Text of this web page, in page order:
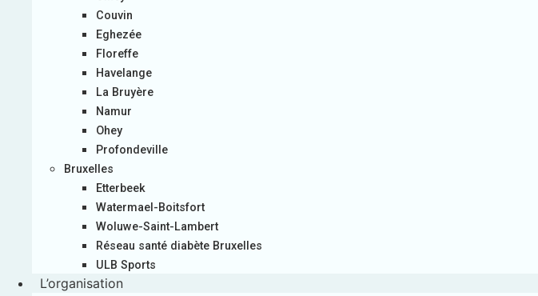
Couvin
Eghezée
Floreffe
Havelange
La Bruyère
Namur
Ohey
Profondeville
Bruxelles
Etterbeek
Watermael-Boitsfort
Woluwe-Saint-Lambert
Réseau santé diabète Bruxelles
ULB Sports
L’organisation